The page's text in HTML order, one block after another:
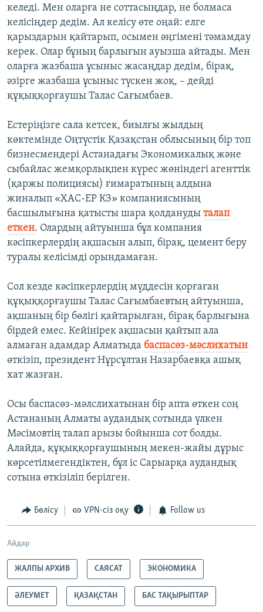
келеді. Мен оларға не соттасыңдар, не болмаса
келісіңдер дедім. Ал келісу өте оңай: елге
қарыздарын қайтарып, осымен әңгімені тәмамдау
керек. Олар бұның барлығын ауызша айтады. Мен
оларға жазбаша ұсыныс жасаңдар дедім, бірақ,
әзірге жазбаша ұсыныс түскен жоқ, – дейді
құқыққорғаушы Талас Сағымбаев.
Естеріңізге сала кетсек, биылғы жылдың
көктемінде Оңтүстік Қазақстан облысының бір топ
бизнесмендері Астанадағы Экономикалық және
сыбайлас жемқорлықпен күрес жөніндегі агенттік
(қаржы полициясы) ғимаратының алдына
жиналып «ХАC-ЕР КЗ» компаниясының
басшылығына қатысты шара қолдануды талап
еткен. Олардың айтуынша бұл компания
кәсіпкерлердің ақшасын алып, бірақ, цемент беру
туралы келісімді орындамаған.
Сол кезде кәсіпкерлердің мүддесін қорғаған
құқыққорғаушы Талас Сағымбаевтың айтуынша,
ақшаның бір бөлігі қайтарылған, бірақ барлығына
бірдей емес. Кейінірек ақшасын қайтып ала
алмаған адамдар Алматыда баспасөз-мәслихатын
өткізіп, президент Нұрсұлтан Назарбаевқа ашық
хат жазған.
Осы баспасөз-мәлслихатынан бір апта өткен соң
Астананың Алматы аудандық сотында үлкен
Мәсімовтің талап арызы бойынша сот болды.
Алайда, құқыққорғаушының мекен-жайы дұрыс
көрсетілмегендіктен, бұл іс Сарыарқа аудандық
сотына өткізіліп берілген.
Бөлісу VPN-сіз оқу Follow us
Айдар
ЖАЛПЫ АРХИВ САЯСАТ ЭКОНОМИКА
ӘЛЕУМЕТ ҚАЗАҚСТАН БАС ТАҚЫРЫПТАР